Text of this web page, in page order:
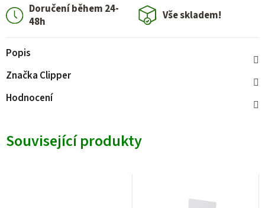
Doručení během 24-
48h
Vše skladem!
Popis
Značka Clipper
Hodnocení
Související produkty